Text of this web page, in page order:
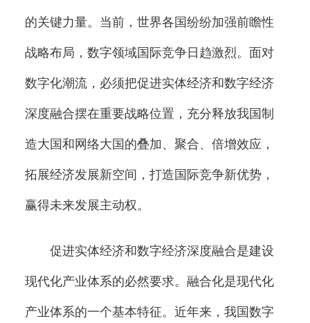
的关键力量。当前，世界各国纷纷加强前瞻性
战略布局，数字领域国际竞争日趋激烈。面对
数字化潮流，必须把促进实体经济和数字经济
深度融合摆在重要战略位置，充分释放我国制
造大国和网络大国的叠加、聚合、倍增效应，
拓展经济发展新空间，打造国际竞争新优势，
赢得未来发展主动权。
促进实体经济和数字经济深度融合是建设
现代化产业体系的必然要求。融合化是现代化
产业体系的一个基本特征。近年来，我国数字